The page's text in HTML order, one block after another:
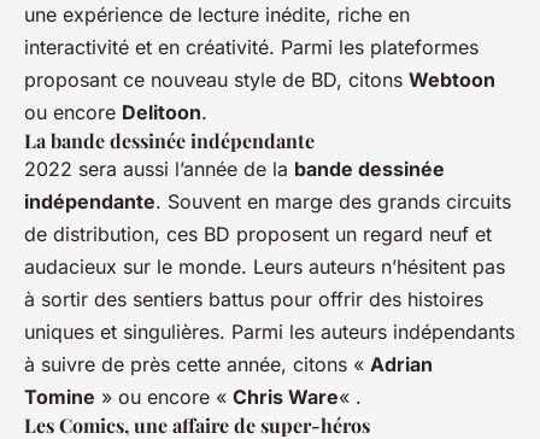
une expérience de lecture inédite, riche en
interactivité et en créativité. Parmi les plateformes
proposant ce nouveau style de BD, citons Webtoon
ou encore Delitoon.
La bande dessinée indépendante
2022 sera aussi l’année de la bande dessinée
indépendante. Souvent en marge des grands circuits
de distribution, ces BD proposent un regard neuf et
audacieux sur le monde. Leurs auteurs n’hésitent pas
à sortir des sentiers battus pour offrir des histoires
uniques et singulières. Parmi les auteurs indépendants
à suivre de près cette année, citons « Adrian
Tomine » ou encore « Chris Ware« .
Les Comics, une affaire de super-héros